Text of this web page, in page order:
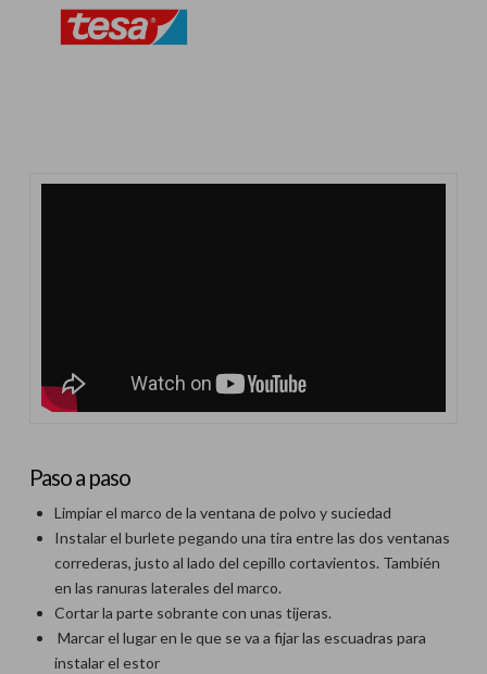
Paso a paso
Limpiar el marco de la ventana de polvo y suciedad
Instalar el burlete pegando una tira entre las dos ventanas
correderas, justo al lado del cepillo cortavientos. También
en las ranuras laterales del marco.
Cortar la parte sobrante con unas tijeras.
Marcar el lugar en le que se va a fijar las escuadras para
instalar el estor